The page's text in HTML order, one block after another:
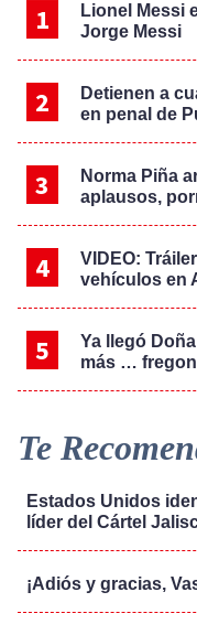
Lionel Messi
Jorge Messi
Detienen a
en penal de
Norma Piña
aplausos,
VIDEO:
vehículos en
Ya llegó
más …
Te
Estados Unidos
líder del Cártel
¡Adiós y gracias,